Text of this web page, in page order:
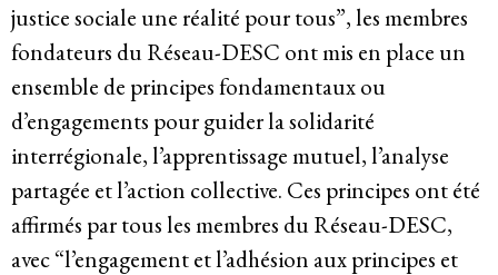
justice sociale une réalité pour tous”, les membres
fondateurs du Réseau-DESC ont mis en place un
ensemble de principes fondamentaux ou
d’engagements pour guider la solidarité
interrégionale, l’apprentissage mutuel, l’analyse
partagée et l’action collective. Ces principes ont été
affirmés par tous les membres du Réseau-DESC,
avec “l’engagement et l’adhésion aux principes et